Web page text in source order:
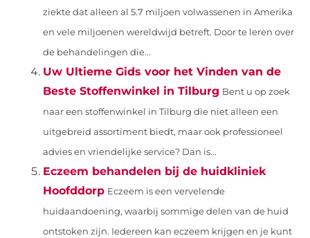
ziekte dat alleen al 5.7 miljoen volwassenen in Amerika
en vele miljoenen wereldwijd betreft. Door te leren over
de behandelingen die...
Uw Ultieme Gids voor het Vinden van de
Beste Stoffenwinkel in Tilburg Bent u op zoek
naar een stoffenwinkel in Tilburg die niet alleen een
uitgebreid assortiment biedt, maar ook professioneel
advies en vriendelijke service? Dan is...
Eczeem behandelen bij de huidkliniek
Hoofddorp Eczeem is een vervelende
huidaandoening, waarbij sommige delen van de huid
ontstoken zijn. Iedereen kan eczeem krijgen en je kunt